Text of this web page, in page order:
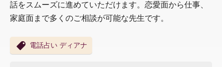
話をスムーズに進めていただけます。恋愛面から仕事、
家庭面まで多くのご相談が可能な先生です。
電話占い ディアナ